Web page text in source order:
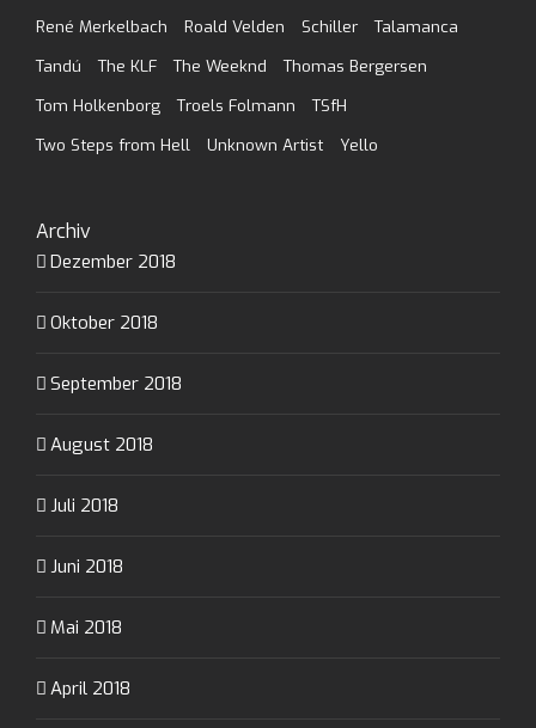
René Merkelbach
Roald Velden Schiller
Talamanca
Tandú
The KLF The Weeknd
Thomas Bergersen
Tom Holkenborg
Troels Folmann
TSfH
Two Steps from Hell
Unknown Artist Yello
Archiv
Dezember 2018
Oktober 2018
September 2018
August 2018
Juli 2018
Juni 2018
Mai 2018
April 2018